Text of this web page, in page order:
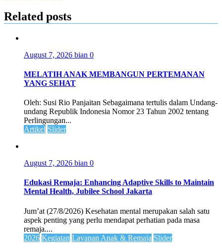
Related posts
August 7, 2026 bian 0
MELATIH ANAK MEMBANGUN PERTEMANAN
YANG SEHAT
Oleh: Susi Rio Panjaitan Sebagaimana tertulis dalam Undang-
undang Republik Indonesia Nomor 23 Tahun 2002 tentang
Perlingungan...
Artikel Slider
August 7, 2026 bian 0
Edukasi Remaja: Enhancing Adaptive Skills to Maintain
Mental Health, Jubilee School Jakarta
Jum’at (27/8/2026) Kesehatan mental merupakan salah satu
aspek penting yang perlu mendapat perhatian pada masa
remaja....
2026 Kegiatan Layanan Anak & Remaja Slider